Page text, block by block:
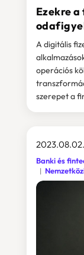
Ezekre
A digitális
operációs
szerepet a
2023.08.02.
Banki és